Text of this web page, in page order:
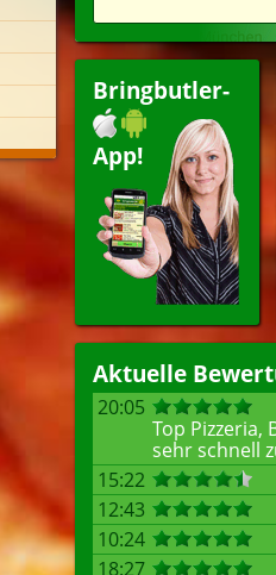
Bringbutler-
App!
Aktuelle
20:05
Top Pizzeria,
sehr schnell
15:22
12:43
10:24
18:27